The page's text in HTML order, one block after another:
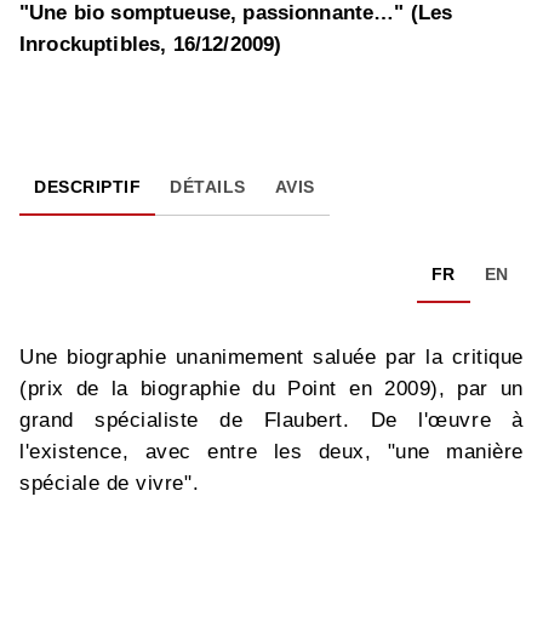
"Une bio somptueuse, passionnante…" (Les
Inrockuptibles, 16/12/2009)
DESCRIPTIF DÉTAILS AVIS
FR EN
Une biographie unanimement saluée par la critique
(prix de la biographie du Point en 2009), par un
grand spécialiste de Flaubert. De l'œuvre à
l'existence, avec entre les deux, "une manière
spéciale de vivre".